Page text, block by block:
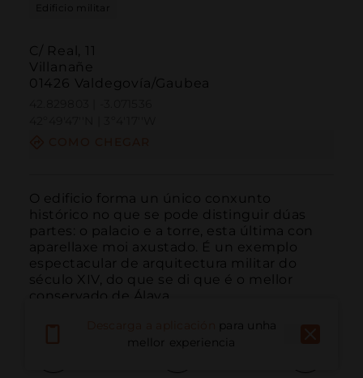
Edificio militar
C/ Real, 11
Villanañe
01426 Valdegovía/Gaubea
O edificio forma un único conxunto
histórico no que se pode distinguir dúas
partes: o palacio e a torre, esta última con
aparellaxe moi axustado. É un exemplo
espectacular de arquitectura militar do
século XIV, do que se di que é o mellor
conservado de Álava.
para unha
mellor experiencia